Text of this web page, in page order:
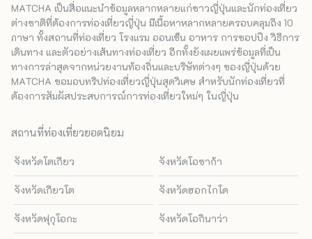
MATCHA เป็นสื่อแนะนำข้อมูลหลากหลายแก่ชาวญี่ปุ่นและนักท่องเที่ยว
ต่างชาติที่ต้องการท่องเที่ยวญี่ปุ่น มีเนื้อหาหลากหลายครอบคลุมถึง 10
ภาษา ทั้งสถานที่ท่องเที่ยว โรงแรม ออนเซ็น อาหาร การชอปปิง วิธีการ
เดินทาง และตัวอย่างเส้นทางท่องเที่ยว อีกทั้งยังเผยแพร่ข้อมูลที่เป็น
ทางการล่าสุดจากหน่วยงานท้องถิ่นและบริษัทต่างๆ ของญี่ปุ่นด้วย
MATCHA ขอมอบทริปท่องเที่ยวญี่ปุ่นสุดวิเศษ สำหรับนักท่องเที่ยวที่
ต้องการสัมผัสประสบการณ์การท่องเที่ยวใหม่ๆ ในญี่ปุ่น
สถานที่ท่องเที่ยวยอดนิยม
จังหวัดโตเกียว จังหวัดโอซาก้า
จังหวัดเกียวโต จังหวัดฮอกไกโด
จังหวัดฟุกุโอกะ จังหวัดโอกินาว่า